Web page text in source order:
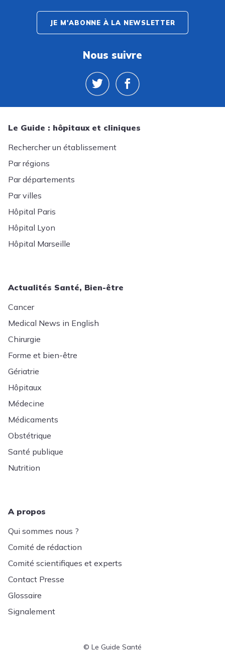
JE M'ABONNE À LA NEWSLETTER
Nous suivre
Le Guide : hôpitaux et cliniques
Rechercher un établissement
Par régions
Par départements
Par villes
Hôpital Paris
Hôpital Lyon
Hôpital Marseille
Actualités Santé, Bien-être
Cancer
Medical News in English
Chirurgie
Forme et bien-être
Gériatrie
Hôpitaux
Médecine
Médicaments
Obstétrique
Santé publique
Nutrition
A propos
Qui sommes nous ?
Comité de rédaction
Comité scientifiques et experts
Contact Presse
Glossaire
Signalement
© Le Guide Santé